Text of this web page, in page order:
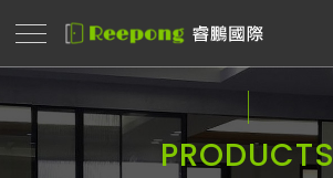
PRODUCTS